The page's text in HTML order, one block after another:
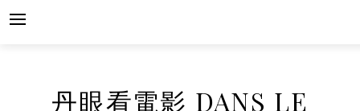
Skip
丹眼看電影 DANS LE